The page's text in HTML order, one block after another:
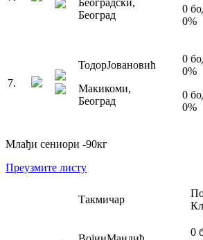
Београд
0
0%
7.
ТодорЈовановић
Макикоми,
Београд
0
0%
0
0%
Млађи сениори -90кг
Преузмите листу
Такмичар
0